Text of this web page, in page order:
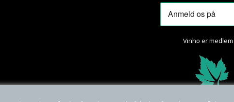
Vinho er